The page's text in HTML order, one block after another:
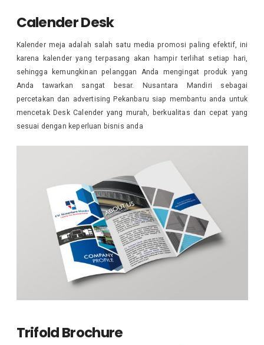
Calender Desk
Kalender meja adalah salah satu media promosi paling efektif, ini
karena kalender yang terpasang akan hampir terlihat setiap hari,
sehingga kemungkinan pelanggan Anda mengingat produk yang
Anda tawarkan sangat besar. Nusantara Mandiri sebagai
percetakan dan advertising Pekanbaru siap membantu anda untuk
mencetak Desk Calender yang murah, berkualitas dan cepat yang
sesuai dengan keperluan bisnis anda
Trifold Brochure